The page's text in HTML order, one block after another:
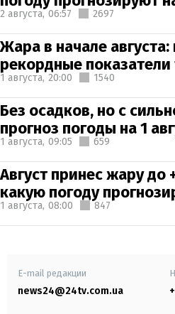
2 августа, 06:57 2697
Жара в начале
рекордные
1 августа, 20:00 1540
Без осадков, но с
прогноз погоды на 1
1 августа, 09:05 659
Август принес жару до
какую погоду
1 августа, 08:00 847
E-mail редакции
news24@24tv.com.ua